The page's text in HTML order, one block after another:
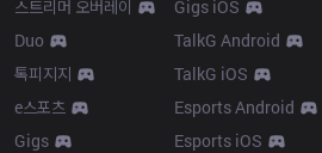
스트리머 오버레이
Duo
톡피지지
e스포츠
Gigs
Gigs iOS
TalkG Android
TalkG iOS
Esports Android
Esports iOS